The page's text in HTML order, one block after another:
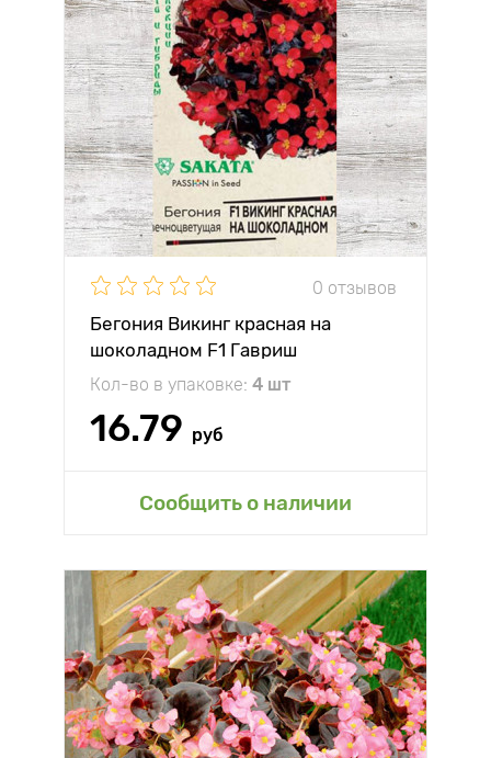
0 отзывов
Бегония Викинг красная на
шоколадном F1 Гавриш
Кол-во в упаковке: 4 шт
16.79 руб
Сообщить о наличии